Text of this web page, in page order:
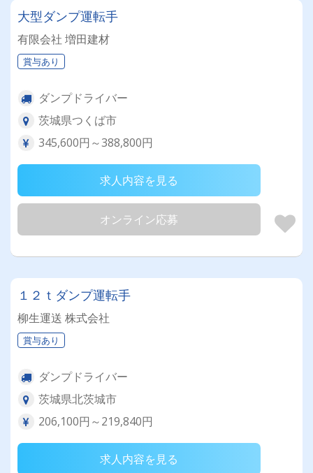
大型ダンプ運転手
有限会社 増田建材
賞与あり
ダンプドライバー
茨城県つくば市
345,600円～388,800円
求人内容を見る
オンライン応募
１２ｔダンプ運転手
柳生運送 株式会社
賞与あり
ダンプドライバー
茨城県北茨城市
206,100円～219,840円
求人内容を見る